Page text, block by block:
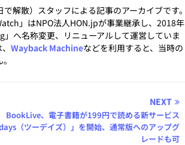
解散）スタッフによる記事のアーカイブです。
」はNPO法人HON.jpが事業継承し、2018年
へ名称変更、リニューアルして運営していま
Wayback Machineなどを利用すると、当時の
NEXT
BookLive、電子書籍が199円で読める新サービス
（ツーデイズ）」を開始、通常版へのアップグ
レードも可